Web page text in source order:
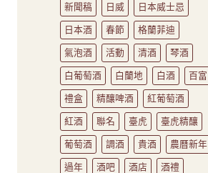
新聞稿 日威 日本威士忌
日本酒 春節 格蘭菲迪
氣泡酒 活動 清酒 琴酒
白葡萄酒 白蘭地 白酒 百富
禮盒 精釀啤酒 紅葡萄酒
紅酒 聯名 臺虎 臺虎精釀
葡萄酒 調酒 貴酒 農曆新年
過年 酒吧 酒店 酒禮